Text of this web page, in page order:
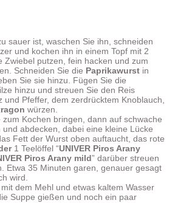
sauer ist, waschen Sie ihn, schneiden
und kochen ihn in einem Topf mit 2
Zwiebel putzen, fein hacken und zum
Schneiden Sie die Paprikawurst in
Sie sie hinzu. Fügen Sie die
hinzu und streuen Sie den Reis
und Pfeffer, dem zerdrücktem Knoblauch,
würzen.
zum Kochen bringen, dann auf schwache
und abdecken, dabei eine kleine Lücke
Fett der Wurst oben auftaucht, das rote
1 Teelöffel “UNIVER Piros Arany
Piros Arany mild” darüber streuen
Etwa 35 Minuten garen, genauer gesagt
wird.
dem Mehl und etwas kaltem Wasser
Suppe gießen und noch ein paar